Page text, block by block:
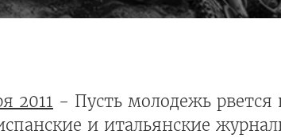
2011 - Пусть молодежь рвется
и итальянские